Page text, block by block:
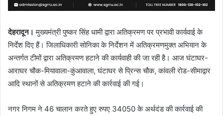
देहरादून। मुख्यमंत्री पुष्कर सिंह धामी द्वारा अतिक्रमण पर प्रभावी कार्यवाई के
निर्देश दिए हैं। जिलाधिकारी सोनिका के निर्देशन में अतिक्रमणमुक्त अभियान के
अन्तर्गत टीमों द्वारा अतिक्रमण हटाने की कार्यवाही की जा रही है। आज घंटाघर-
आराघर चौक-मियावाला-कुंआवाला, घंटाघर से प्रिन्स चौक, कांवली रोड-सीमाद्वार
आदि स्थानों से अतिक्रमण हटाने की कार्रवाई की गई।
नगर निगम ने 46 चालान करते हुए रुपए 34050 के अर्थदंड की कार्रवाई की